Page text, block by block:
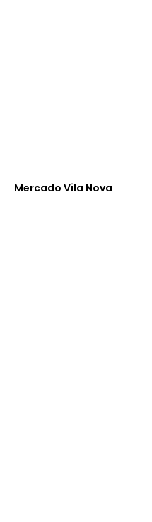
Mercado Vila Nova